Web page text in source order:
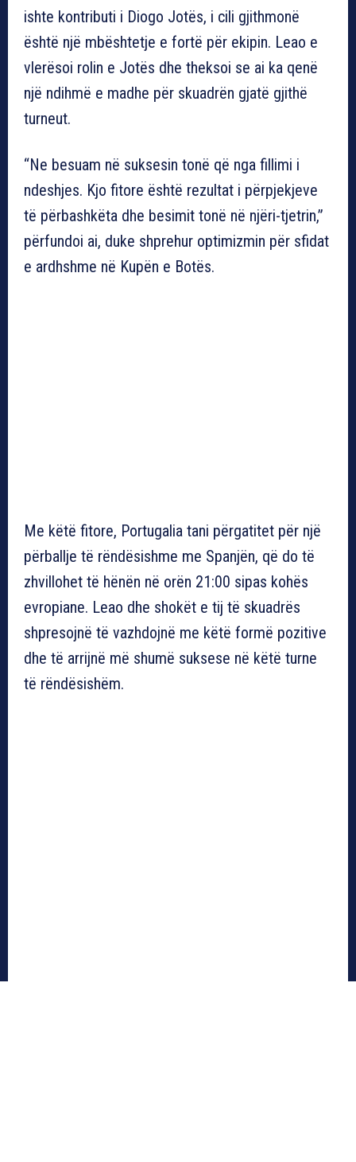
ishte kontributi i Diogo Jotës, i cili gjithmonë
është një mbështetje e fortë për ekipin. Leao e
vlerësoi rolin e Jotës dhe theksoi se ai ka qenë
një ndihmë e madhe për skuadrën gjatë gjithë
turneut.
“Ne besuam në suksesin tonë që nga fillimi i
ndeshjes. Kjo fitore është rezultat i përpjekjeve
të përbashkëta dhe besimit tonë në njëri-tjetrin,”
përfundoi ai, duke shprehur optimizmin për sfidat
e ardhshme në Kupën e Botës.
Me këtë fitore, Portugalia tani përgatitet për një
përballje të rëndësishme me Spanjën, që do të
zhvillohet të hënën në orën 21:00 sipas kohës
evropiane. Leao dhe shokët e tij të skuadrës
shpresojnë të vazhdojnë me këtë formë pozitive
dhe të arrijnë më shumë suksese në këtë turne
të rëndësishëm.